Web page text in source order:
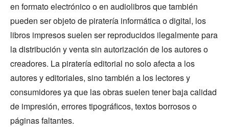
en formato electrónico o en audiolibros que también
pueden ser objeto de piratería informática o digital, los
libros impresos suelen ser reproducidos ilegalmente para
la distribución y venta sin autorización de los autores o
creadores. La piratería editorial no solo afecta a los
autores y editoriales, sino también a los lectores y
consumidores ya que las obras suelen tener baja calidad
de impresión, errores tipográficos, textos borrosos o
páginas faltantes.